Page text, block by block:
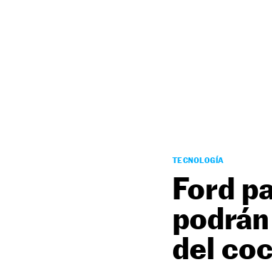
TECNOLOGÍA
Ford
del